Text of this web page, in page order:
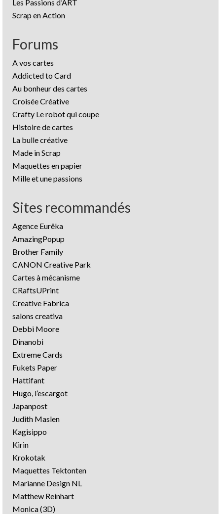
Les Passions d’ART
Scrap en Action
Forums
A vos cartes
Addicted to Card
Au bonheur des cartes
Croisée Créative
Crafty Le robot qui coupe
Histoire de cartes
La bulle créative
Made in Scrap
Maquettes en papier
Mille et une passions
Sites recommandés
Agence Eurêka
AmazingPopup
Brother Family
CANON Creative Park
Cartes à mécanisme
CRaftsUPrint
Creative Fabrica
salons creativa
Debbi Moore
Dinanobi
Extreme Cards
Fukets Paper
Hattifant
Hugo, l’escargot
Japanpost
Judith Maslen
Kagisippo
Kirin
Krokotak
Maquettes Tektonten
Marianne Design NL
Matthew Reinhart
Monica (3D)